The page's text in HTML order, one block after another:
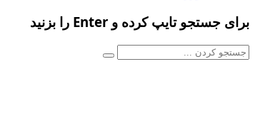
برای جستجو تایپ کرده و Enter را بزنید